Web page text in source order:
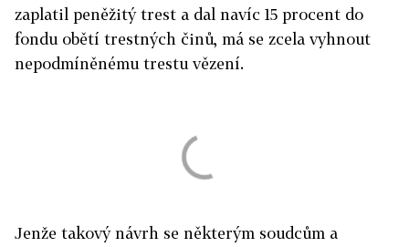
zaplatil peněžitý trest a dal navíc 15 procent do
fondu obětí trestných činů, má se zcela vyhnout
nepodmíněnému trestu vězení.
Jenže takový návrh se některým soudcům a